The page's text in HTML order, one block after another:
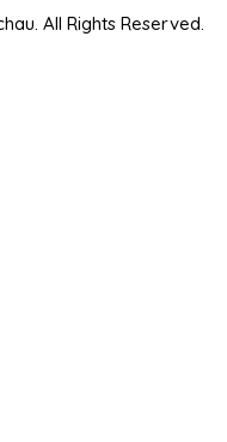
All Rights Reserved.